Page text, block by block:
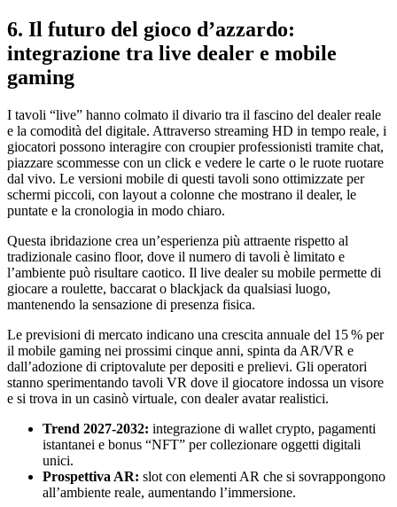
6. Il futuro del gioco d’azzardo:
integrazione tra live dealer e mobile
gaming
I tavoli “live” hanno colmato il divario tra il fascino del dealer reale
e la comodità del digitale. Attraverso streaming HD in tempo reale, i
giocatori possono interagire con croupier professionisti tramite chat,
piazzare scommesse con un click e vedere le carte o le ruote ruotare
dal vivo. Le versioni mobile di questi tavoli sono ottimizzate per
schermi piccoli, con layout a colonne che mostrano il dealer, le
puntate e la cronologia in modo chiaro.
Questa ibridazione crea un’esperienza più attraente rispetto al
tradizionale casino floor, dove il numero di tavoli è limitato e
l’ambiente può risultare caotico. Il live dealer su mobile permette di
giocare a roulette, baccarat o blackjack da qualsiasi luogo,
mantenendo la sensazione di presenza fisica.
Le previsioni di mercato indicano una crescita annuale del 15 % per
il mobile gaming nei prossimi cinque anni, spinta da AR/VR e
dall’adozione di criptovalute per depositi e prelievi. Gli operatori
stanno sperimentando tavoli VR dove il giocatore indossa un visore
e si trova in un casinò virtuale, con dealer avatar realistici.
Trend 2027‑2032: integrazione di wallet crypto, pagamenti
istantanei e bonus “NFT” per collezionare oggetti digitali
unici.
Prospettiva AR: slot con elementi AR che si sovrappongono
all’ambiente reale, aumentando l’immersione.